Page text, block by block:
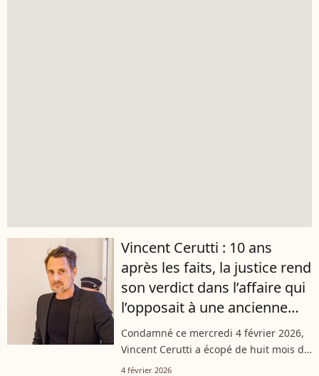
Vincent Cerutti : 10 ans
après les faits, la justice rend
son verdict dans l’affaire qui
l’opposait à une ancienne
collègue
Condamné ce mercredi 4 février 2026,
Vincent Cerutti a écopé de huit mois de
prison avec sursis pour agression
4 février 2026